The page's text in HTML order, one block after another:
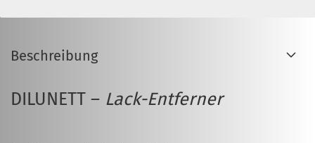
Beschreibung
DILUNETT – Lack-Entferner